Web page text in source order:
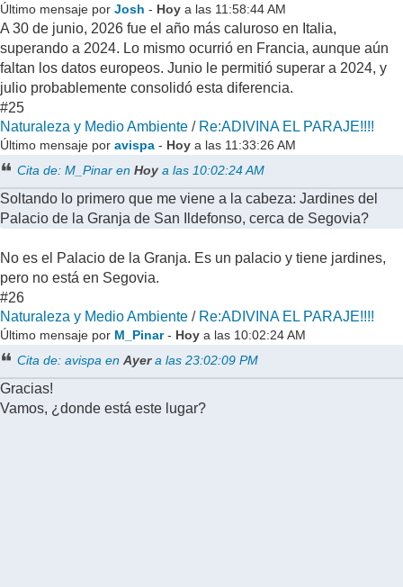
Último mensaje por Josh - Hoy a las 11:58:44 AM
A 30 de junio, 2026 fue el año más caluroso en Italia,
superando a 2024. Lo mismo ocurrió en Francia, aunque aún
faltan los datos europeos. Junio le permitió superar a 2024, y
julio probablemente consolidó esta diferencia.
#25
Naturaleza y Medio Ambiente / Re:ADIVINA EL PARAJE!!!!
Último mensaje por avispa - Hoy a las 11:33:26 AM
Cita de: M_Pinar enHoy a las 10:02:24 AM
Soltando lo primero que me viene a la cabeza: Jardines del
Palacio de la Granja de San Ildefonso, cerca de Segovia?
No es el Palacio de la Granja. Es un palacio y tiene jardines,
pero no está en Segovia.
#26
Naturaleza y Medio Ambiente / Re:ADIVINA EL PARAJE!!!!
Último mensaje por M_Pinar - Hoy a las 10:02:24 AM
Cita de: avispa enAyera las 23:02:09 PM
Gracias!
Vamos, ¿donde está este lugar?